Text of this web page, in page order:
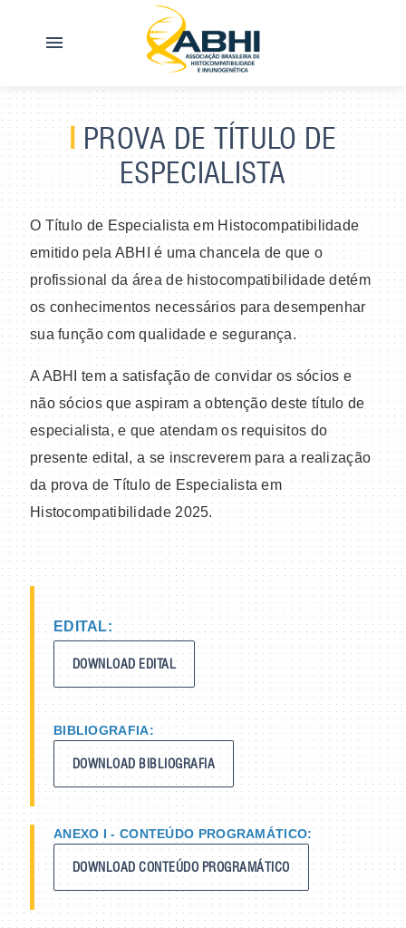
menu
IPROVA DE TÍTULO DE
ESPECIALISTA
O Título de Especialista em Histocompatibilidade
emitido pela ABHI é uma chancela de que o
profissional da área de histocompatibilidade detém
os conhecimentos necessários para desempenhar
sua função com qualidade e segurança.
A ABHI tem a satisfação de convidar os sócios e
não sócios que aspiram a obtenção deste título de
especialista, e que atendam os requisitos do
presente edital, a se inscreverem para a realização
da prova de Título de Especialista em
Histocompatibilidade 2025.
EDITAL:
DOWNLOAD EDITAL
BIBLIOGRAFIA:
DOWNLOAD BIBLIOGRAFIA
ANEXO I - CONTEÚDO PROGRAMÁTICO:
DOWNLOAD CONTEÚDO PROGRAMÁTICO